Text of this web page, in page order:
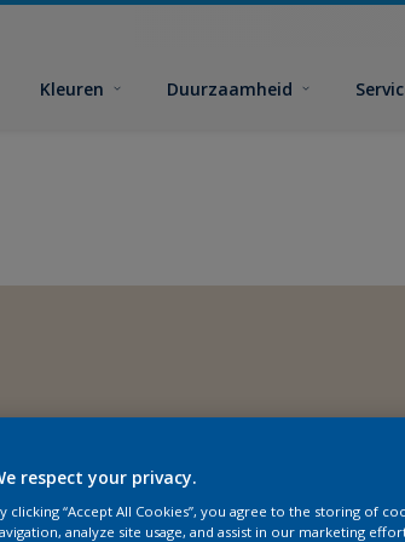
Kleuren Duurzaamheid
respect your privacy.
clicking “Accept All Cookies”, you agree to the storing of
analyze site usage, and assist in our marketing